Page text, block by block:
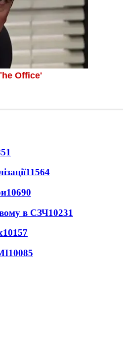
11564
10690
в СЗЧ10231
10157
10085